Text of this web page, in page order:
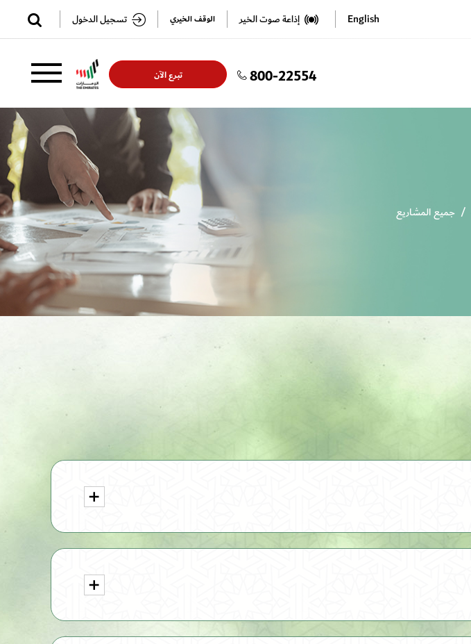
✕ English إذاعة صوت الخير الوقف الخيري تسجيل الدخول
تسجيل
الدخول
تسجيل
800-22554 تبرع الآن
جميع المشاريع